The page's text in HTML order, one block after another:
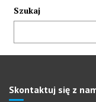
Szukaj
Skontaktuj się z